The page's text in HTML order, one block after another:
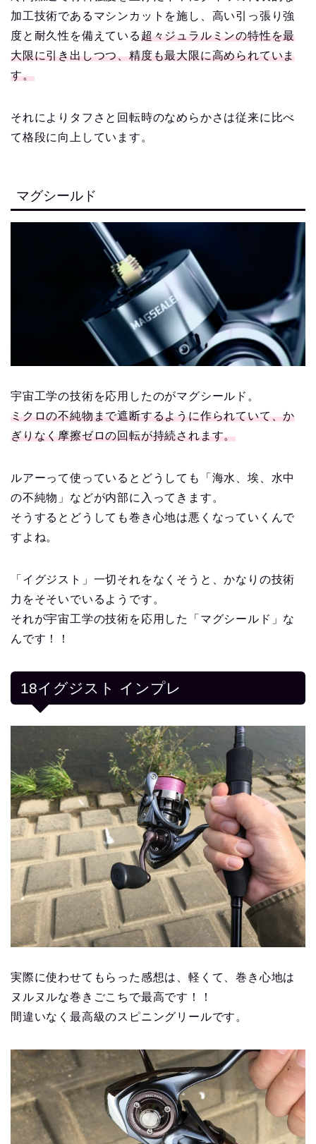
加工技術であるマシンカットを施し、高い引っ張り強
度と耐久性を備えている超々ジュラルミンの特性を最
大限に引き出しつつ、精度も最大限に高められていま
す。
それによりタフさと回転時のなめらかさは従来に比べ
て格段に向上しています。
マグシールド
宇宙工学の技術を応用したのがマグシールド。
ミクロの不純物まで遮断するように作られていて、か
ぎりなく摩擦ゼロの回転が持続されます。
ルアーって使っているとどうしても「海水、埃、水中
の不純物」などが内部に入ってきます。
そうするとどうしても巻き心地は悪くなっていくんで
すよね。
「イグジスト」一切それをなくそうと、かなりの技術
力をそそいでいるようです。
それが宇宙工学の技術を応用した「マグシールド」な
んです！！
18イグジスト インプレ
実際に使わせてもらった感想は、軽くて、巻き心地は
ヌルヌルな巻きごこちで最高です！！
間違いなく最高級のスピニングリールです。